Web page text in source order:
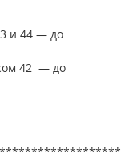
и 44 — до
42 — до